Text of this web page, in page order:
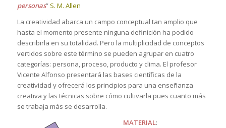
personas” S. M. Allen
La creatividad abarca un campo conceptual tan amplio que
hasta el momento presente ninguna definición ha podido
describirla en su totalidad. Pero la multiplicidad de conceptos
vertidos sobre este término se pueden agrupar en cuatro
categorías: persona, proceso, producto y clima. El profesor
Vicente Alfonso presentará las bases científicas de la
creatividad y ofrecerá los principios para una enseñanza
creativa y las técnicas sobre cómo cultivarla pues cuanto más
se trabaja más se desarrolla.
MATERIAL: